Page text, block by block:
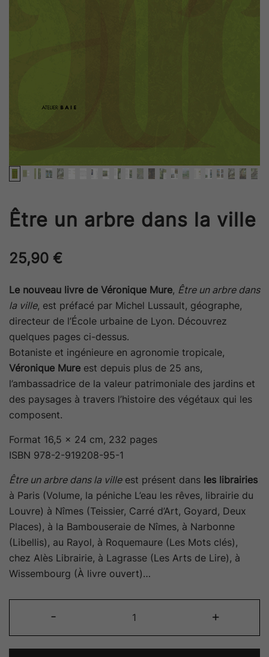
Être un arbre dans la ville
25,90 €
Le nouveau livre de Véronique Mure, Être un arbre dans
la ville, est préfacé par Michel Lussault, géographe,
directeur de l’École urbaine de Lyon. Découvrez
quelques pages ci-dessus.
Botaniste et ingénieure en agronomie tropicale,
Véronique Mure est depuis plus de 25 ans,
l’ambassadrice de la valeur patrimoniale des jardins et
des paysages à travers l’histoire des végétaux qui les
composent.
Format 16,5 x 24 cm, 232 pages
ISBN 978-2-919208-95-1
Être un arbre dans la villeest présent dans les librairies
à Paris (Volume, la péniche L’eau les rêves, librairie du
Louvre) à Nîmes (Teissier, Carré d’Art, Goyard, Deux
Places), à la Bambouseraie de Nîmes, à Narbonne
(Libellis), au Rayol, à Roquemaure (Les Mots clés),
chez Alès Librairie, à Lagrasse (Les Arts de Lire), à
Wissembourg (À livre ouvert)…
- +